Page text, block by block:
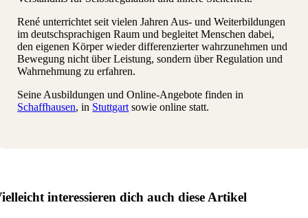
René unterrichtet seit vielen Jahren Aus- und Weiterbildungen
im deutschsprachigen Raum und begleitet Menschen dabei,
den eigenen Körper wieder differenzierter wahrzunehmen und
Bewegung nicht über Leistung, sondern über Regulation und
Wahrnehmung zu erfahren.
Seine Ausbildungen und Online-Angebote finden in
Schaffhausen, in Stuttgart sowie online statt.
interessieren dich auch diese Artikel